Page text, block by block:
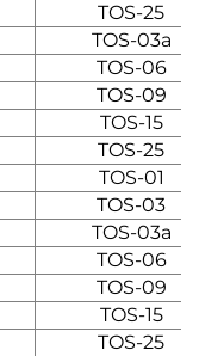
TOS-25
TOS-03a
TOS-06
TOS-09
TOS-15
TOS-25
TOS-01
TOS-03
TOS-03a
TOS-06
TOS-09
TOS-15
TOS-25